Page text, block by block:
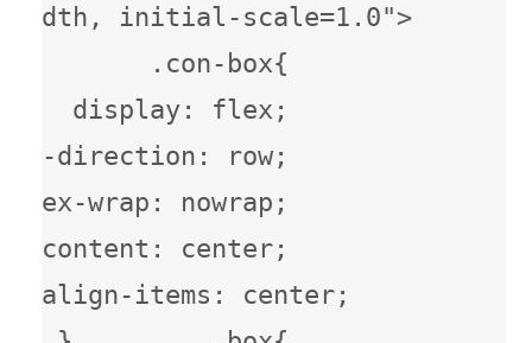
width, initial-scale=1.0">
.con-box{
display: flex;
direction: row;
flex-wrap: nowrap;
content: center;
align-items: center;